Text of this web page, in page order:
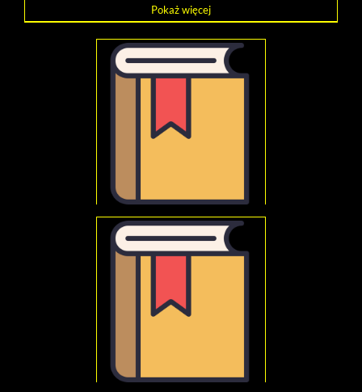
Pokaż więcej
Z badań nad społeczną funkcją nauki